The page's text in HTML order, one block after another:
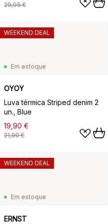
29,95 €
Em estoque
OYOY
Luva térmica Striped denim 2
un., Blue
19,90 €
21,90 €
WEEKEND DEAL
Em estoque
ERNST
WEEKEND DEAL